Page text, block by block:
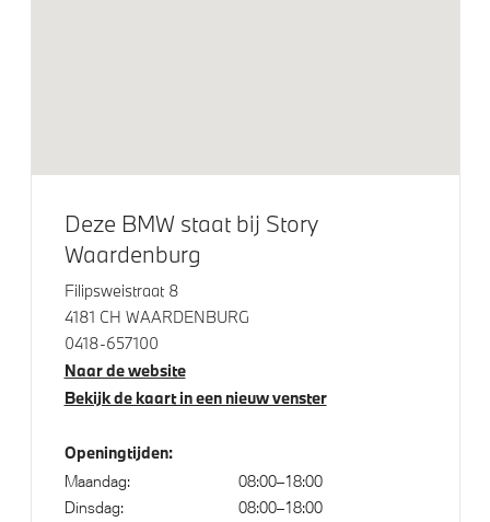
Buitenspiegels elektrisch inklapbaar
Bandenspanningsweergavesysteem
bestuurderzijde
Aandrijving en onderstel
NoodLaadkabel (Mode 2)
Steptronic transmissie
Deze BMW staat bij Story
Waardenburg
Filipsweistraat 8
4181 CH WAARDENBURG
0418-657100
Naar de website
Bekijk de kaart in een nieuw venster
Openingtijden:
Maandag:
08:00–18:00
Dinsdag:
08:00–18:00